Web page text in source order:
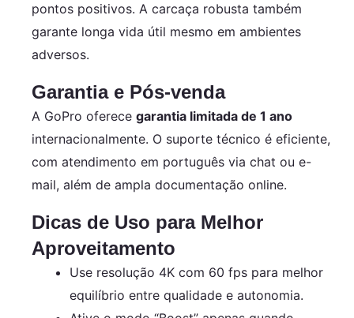
pontos positivos. A carcaça robusta também
garante longa vida útil mesmo em ambientes
adversos.
Garantia e Pós-venda
A GoPro oferece garantia limitada de 1 ano
internacionalmente. O suporte técnico é eficiente,
com atendimento em português via chat ou e-
mail, além de ampla documentação online.
Dicas de Uso para Melhor
Aproveitamento
Use resolução 4K com 60 fps para melhor
equilíbrio entre qualidade e autonomia.